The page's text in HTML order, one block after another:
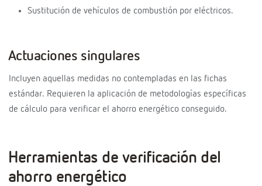
Sustitución de vehículos de combustión por eléctricos.
Actuaciones singulares
Incluyen aquellas medidas no contempladas en las fichas
estándar. Requieren la aplicación de metodologías específicas
de cálculo para verificar el ahorro energético conseguido.
Herramientas de verificación del
ahorro energético